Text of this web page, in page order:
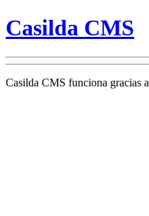
Casilda CMS
Casilda CMS funciona gracias a